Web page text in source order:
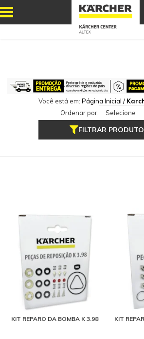
Você está em: Página Inicial /
Ordenar por:
FILTRAR
KIT REPARO DA BOMBA K 3.98
KIT